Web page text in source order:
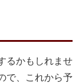
るかもしれませ
で、これから予